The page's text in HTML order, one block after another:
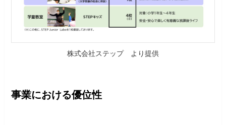
株式会社ステップ より提供
事業における優位性